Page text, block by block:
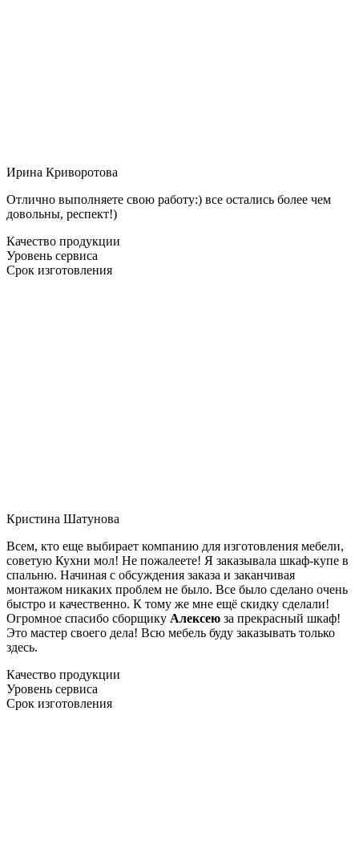
Ирина Криворотова
Отлично выполняете свою работу:) все остались более чем
довольны, респект!)
Качество продукции
Уровень сервиса
Срок изготовления
Кристина Шатунова
Всем, кто еще выбирает компанию для изготовления мебели,
советую Кухни мол! Не пожалеете! Я заказывала шкаф-купе в
спальню. Начиная с обсуждения заказа и заканчивая
монтажом никаких проблем не было. Все было сделано очень
быстро и качественно. К тому же мне ещё скидку сделали!
Огромное спасибо сборщику Алексею за прекрасный шкаф!
Это мастер своего дела! Всю мебель буду заказывать только
здесь.
Качество продукции
Уровень сервиса
Срок изготовления